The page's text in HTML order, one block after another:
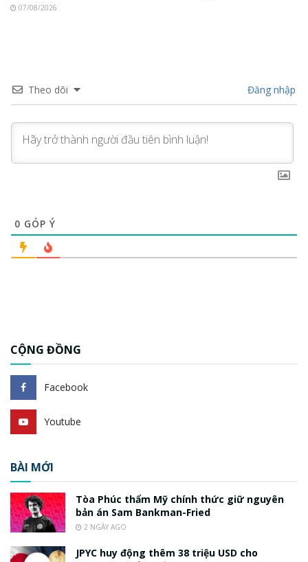
07/08/2026
Theo dõi Đăng nhập
0 GÓP Ý
CỘNG ĐỒNG
Facebook
Youtube
BÀI MỚI
Tòa Phúc thẩm Mỹ chính thức giữ nguyên
bản án Sam Bankman-Fried
2 NGÀY AGO
JPYC huy động thêm 38 triệu USD cho